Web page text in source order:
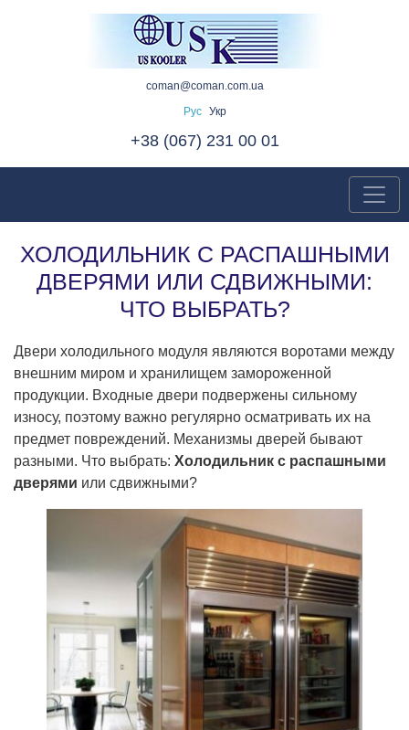
coman@coman.com.ua
Рус
Укр
+38 (067) 231 00 01
ХОЛОДИЛЬНИК С РАСПАШНЫМИ
ДВЕРЯМИ ИЛИ СДВИЖНЫМИ:
ЧТО ВЫБРАТЬ?
Двери холодильного модуля являются воротами между
внешним миром и хранилищем замороженной
продукции. Входные двери подвержены сильному
износу, поэтому важно регулярно осматривать их на
предмет повреждений. Механизмы дверей бывают
разными. Что выбрать: Холодильник с распашными
дверями или сдвижными?